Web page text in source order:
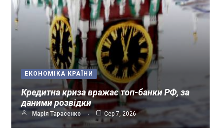
ЕКОНОМІКА КРАЇНИ
Кредитна криза вражає топ-банки РФ, за
даними розвідки
Марія Тарасенко Сер 7, 2026